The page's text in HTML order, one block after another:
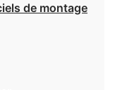
de montage